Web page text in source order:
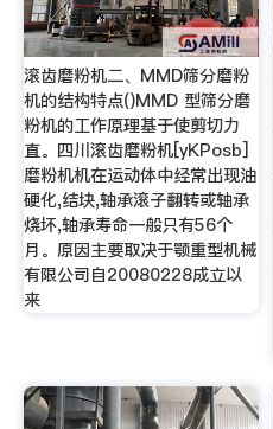
滚齿磨粉机二、MMD筛分磨粉
机的结构特点()MMD 型筛分磨
粉机的工作原理基于使剪切力
直。四川滚齿磨粉机[yKPosb]
磨粉机机在运动体中经常出现油
硬化,结块,轴承滚子翻转或轴承
烧坏,轴承寿命一般只有56个
月。原因主要取决于颚重型机械
有限公司自20080228成立以
来